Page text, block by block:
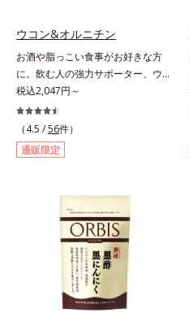
ウコン&オルニチン
お酒や脂っこい食事がお好きな方
に。飲む人の強力サポーター、ウコ
ンの中でも特有成分「クルクミン」
を豊富に含む秋ウコンを使用しまし
た。2粒で60mｇも摂れるので、翌
日も朝からさわやかに活動できま
す。さらに、ウコンと並んで飲む人
「オルニチン」を配合しました。し
じみ約200個分*相当のオルニチン
が、アルギニン、シトルリンととも
に働いて、内側からの立ち直りをし
っかりサポートします。お酒や脂っ
こい食事をした翌日の体調を整えた
い方におすすめのサプリメントで
税込2,047円～
（4.5 /56件）
通販限定